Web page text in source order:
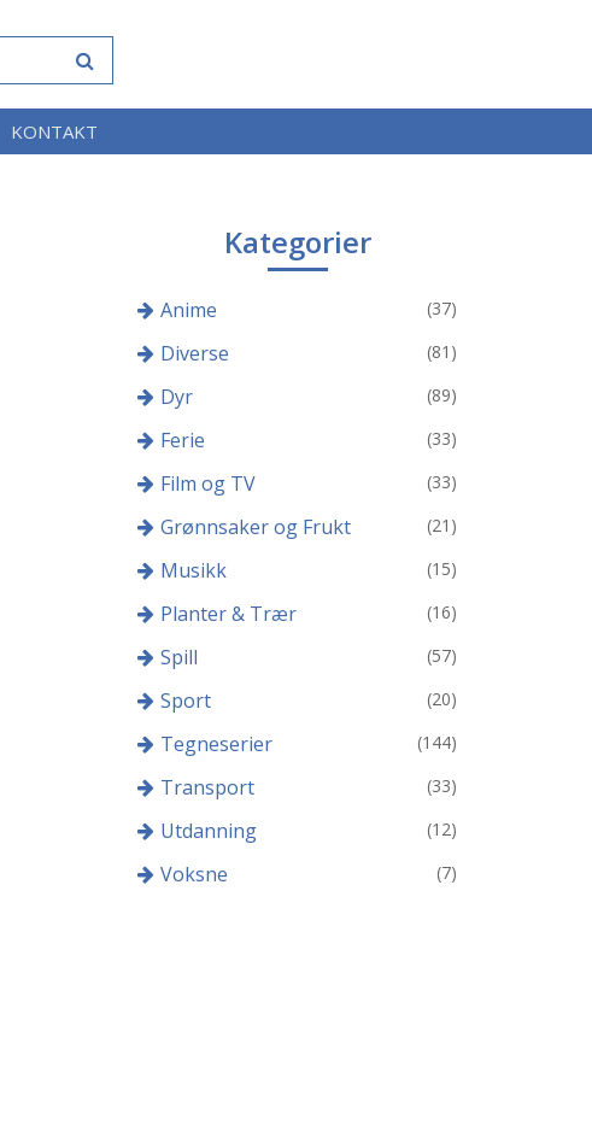
KONTAKT
Kategorier
Anime (37)
Diverse (81)
Dyr (89)
Ferie (33)
Film og TV (33)
Grønnsaker og Frukt (21)
Musikk (15)
Planter & Trær (16)
Spill (57)
Sport (20)
Tegneserier (144)
Transport (33)
Utdanning (12)
Voksne (7)